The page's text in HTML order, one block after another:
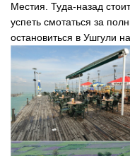
Местия. Туда-назад
успеть смотаться за
остановиться в Ушгули